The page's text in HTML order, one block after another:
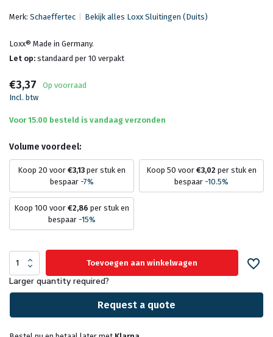
Merk: Schaeffertec Bekijk alles Loxx Sluitingen (Duits)
Loxx® Made in Germany.
Let op: standaard per 10 verpakt
€3,37
Op voorraad
Incl. btw
Voor 15.00 besteld is vandaag verzonden
Volume voordeel:
Koop 20 voor €3,13 per stuk en
bespaar -7%
Koop 50 voor €3,02 per stuk en
bespaar -10.5%
Koop 100 voor €2,86 per stuk en
bespaar -15%
Toevoegen aan winkelwagen
Larger quantity required?
Request a quote